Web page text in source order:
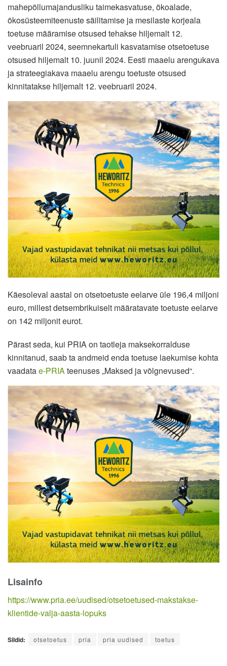
mahepõllumajandusliku taimekasvatuse, ökoalade,
ökosüsteemiteenuste säilitamise ja mesilaste korjeala
toetuse määramise otsused tehakse hiljemalt 12.
veebruaril 2024, seemnekartuli kasvatamise otsetoetuse
otsused hiljemalt 10. juunil 2024. Eesti maaelu arengukava
ja strateegiakava maaelu arengu toetuste otsused
kinnitatakse hiljemalt 12. veebruaril 2024.
Käesoleval aastal on otsetoetuste eelarve üle 196,4 miljoni
euro, millest detsembrikuiselt määratavate toetuste eelarve
on 142 miljonit eurot.
Pärast seda, kui PRIA on taotleja maksekorralduse
kinnitanud, saab ta andmeid enda toetuse laekumise kohta
vaadatae-PRIAteenuses „Maksed ja võlgnevused“.
Lisainfo
https://www.pria.ee/uudised/otsetoetused-makstakse-
klientide-valja-aasta-lopuks
Sildid: otsetoetus pria pria uudised toetus